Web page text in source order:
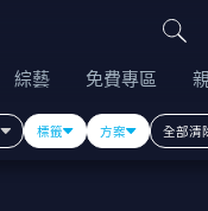
綜藝 免費專區
標籤 方案 全部清